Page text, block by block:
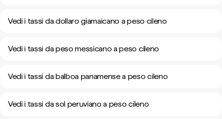
Vedi i tassi da dollaro giamaicano a peso cileno
Vedi i tassi da peso messicano a peso cileno
Vedi i tassi da balboa panamense a peso cileno
Vedi i tassi da sol peruviano a peso cileno